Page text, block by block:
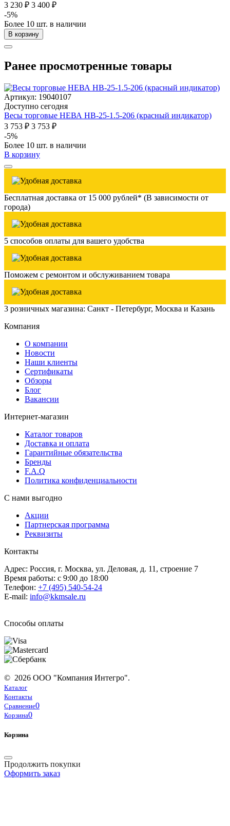
3 230 ₽ 3 400 ₽
-5%
Более 10 шт. в наличии
В корзину
Ранее просмотренные товары
Артикул: 19040107
Доступно сегодня
Весы торговые НЕВА НВ-25-1.5-206 (красный индикатор)
3 753 ₽ 3 753 ₽
-5%
Более 10 шт. в наличии
В корзину
Бесплатная доставка от 15 000 рублей* (В зависимости от
города)
5 способов оплаты для вашего удобства
Поможем с ремонтом и обслуживанием товара
3 розничных магазина: Санкт - Петербург, Москва и Казань
Компания
О компании
Новости
Наши клиенты
Сертификаты
Обзоры
Блог
Вакансии
Интернет-магазин
Каталог товаров
Доставка и оплата
Гарантийные обязательства
Бренды
F.A.Q
Политика конфиденциальности
С нами выгодно
Акции
Партнерская программа
Реквизиты
Контакты
Адрес: Россия, г. Москва, ул. Деловая, д. 11, строение 7
Время работы: с 9:00 до 18:00
Телефон: +7 (495) 540-54-24
E-mail: info@kkmsale.ru
Способы оплаты
© 2026 ООО "Компания Интегро".
Каталог
Контакты
Сравнение0
Корзина0
Корзина
Продолжить покупки
Оформить заказ